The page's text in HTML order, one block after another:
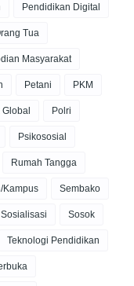
Pendidikan Digital
Tua
Masyarakat
Petani PKM
Global Polri
Psikososial
Rumah Tangga
Kampus Sembako
Sosialisasi Sosok
Teknologi Pendidikan